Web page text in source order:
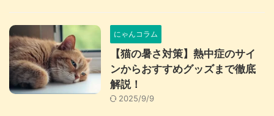
にゃんコラム
【猫の暑さ対策】熱中症のサイ
ンからおすすめグッズまで徹底
解説！
2025/9/9